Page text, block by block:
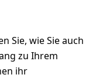
Sie, wie Sie auch
zu Ihrem
ihr